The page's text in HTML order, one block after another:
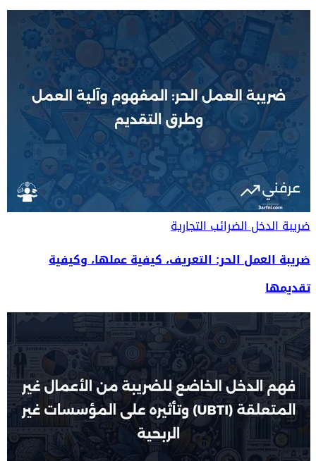
ضريبة الدخلالضرائب التجارية
ضريبة العمل الحر: التعريف، كيفية عملها، وكيفية
تقديمها